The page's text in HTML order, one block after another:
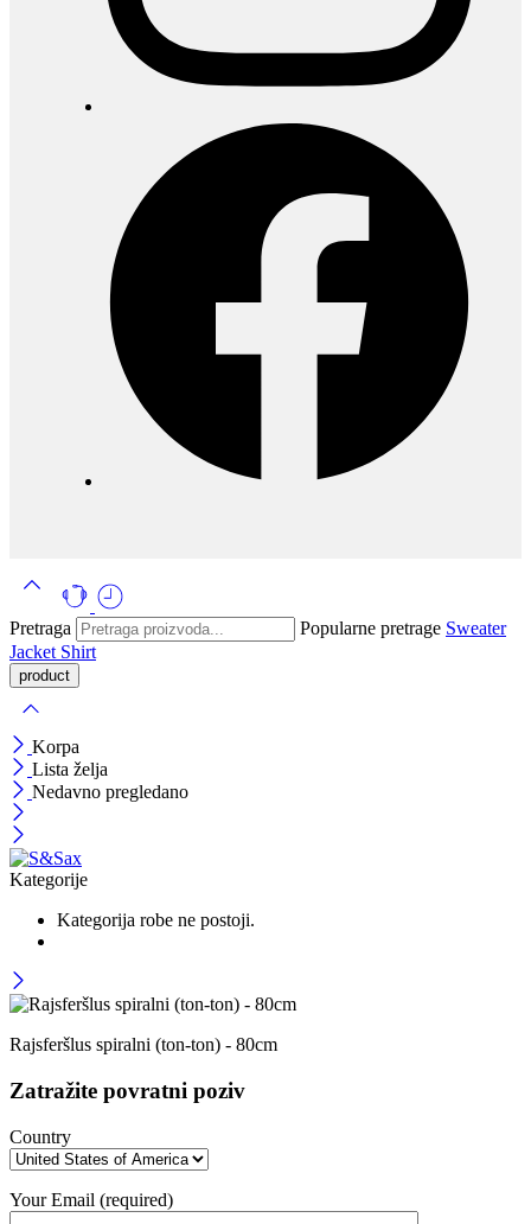
Pretraga Popularne pretrage Sweater
Jacket Shirt
Korpa
Lista želja
Nedavno pregledano
Kategorije
Kategorija robe ne postoji.
Rajsferšlus spiralni (ton-ton) - 80cm
Zatražite povratni poziv
Country
Your Email (required)